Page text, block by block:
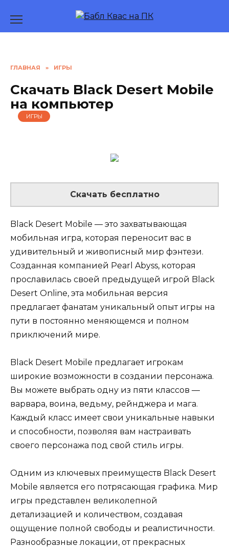
содержанию
ГЛАВНАЯ » ИГРЫ
Скачать Black Desert Mobile
на компьютер
ИГРЫ
Скачать бесплатно
Black Desert Mobile — это захватывающая
мобильная игра, которая переносит вас в
удивительный и живописный мир фэнтези.
Созданная компанией Pearl Abyss, которая
прославилась своей предыдущей игрой Black
Desert Online, эта мобильная версия
предлагает фанатам уникальный опыт игры на
пути в постоянно меняющемся и полном
приключений мире.
Black Desert Mobile предлагает игрокам
широкие возможности в создании персонажа.
Вы можете выбрать одну из пяти классов —
варвара, воина, ведьму, рейнджера и мага.
Каждый класс имеет свои уникальные навыки
и способности, позволяя вам настраивать
своего персонажа под свой стиль игры.
Одним из ключевых преимуществ Black Desert
Mobile является его потрясающая графика. Мир
игры представлен великолепной
детализацией и количеством, создавая
ощущение полной свободы и реалистичности.
Разнообразные локации, от прекрасных